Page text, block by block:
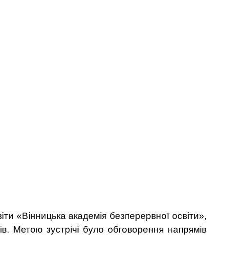
«Вінницька академія безперервної освіти»,
Метою зустрічі було обговорення напрямів